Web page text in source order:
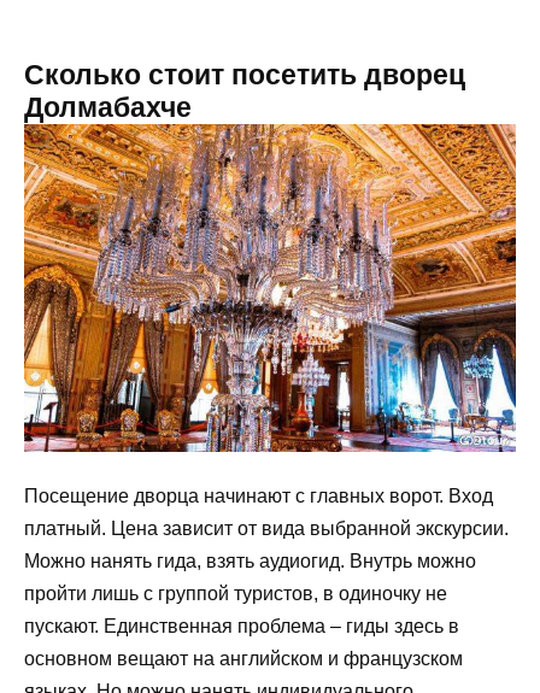
Сколько стоит посетить дворец
Долмабахче
Посещение дворца начинают с главных ворот. Вход
платный. Цена зависит от вида выбранной экскурсии.
Можно нанять гида, взять аудиогид. Внутрь можно
пройти лишь с группой туристов, в одиночку не
пускают. Единственная проблема – гиды здесь в
основном вещают на английском и французском